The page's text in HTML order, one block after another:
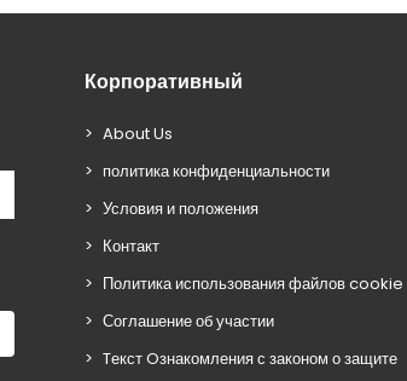
Корпоративный
About Us
политика конфиденциальности
Условия и положения
Контакт
Политика использования файлов cookie
Соглашение об участии
Tекст Oзнакомления с законом о защите